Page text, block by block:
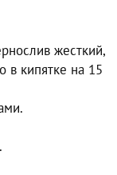
жесткий,
в кипятке на 15